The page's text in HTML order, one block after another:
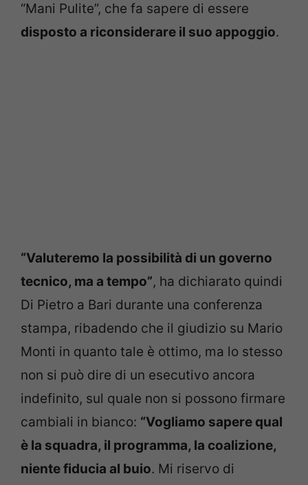
“Mani Pulite”, che fa sapere di essere
disposto a riconsiderare il suo appoggio.
“Valuteremo la possibilità di un governo
tecnico, ma a tempo”, ha dichiarato quindi
Di Pietro a Bari durante una conferenza
stampa, ribadendo che il giudizio su Mario
Monti in quanto tale è ottimo, ma lo stesso
non si può dire di un esecutivo ancora
indefinito, sul quale non si possono firmare
cambiali in bianco: “Vogliamo sapere qual
è la squadra, il programma, la coalizione,
niente fiducia al buio. Mi riservo di